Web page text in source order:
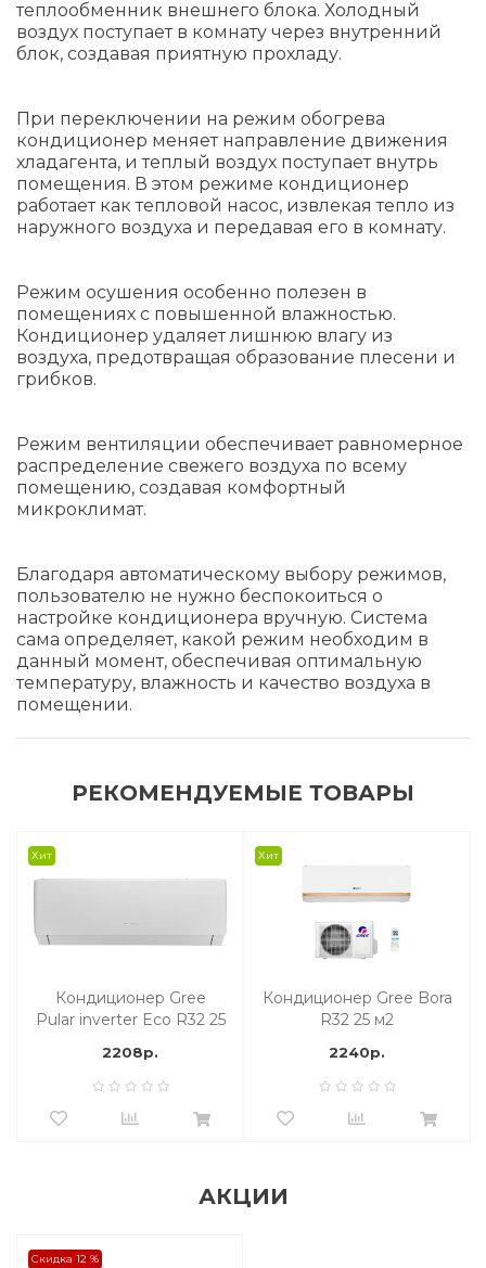
теплообменник внешнего блока. Холодный
воздух поступает в комнату через внутренний
блок, создавая приятную прохладу.
При переключении на режим обогрева
кондиционер меняет направление движения
хладагента, и теплый воздух поступает внутрь
помещения. В этом режиме кондиционер
работает как тепловой насос, извлекая тепло из
наружного воздуха и передавая его в комнату.
Режим осушения особенно полезен в
помещениях с повышенной влажностью.
Кондиционер удаляет лишнюю влагу из
воздуха, предотвращая образование плесени и
грибков.
Режим вентиляции обеспечивает равномерное
распределение свежего воздуха по всему
помещению, создавая комфортный
микроклимат.
Благодаря автоматическому выбору режимов,
пользователю не нужно беспокоиться о
настройке кондиционера вручную. Система
сама определяет, какой режим необходим в
данный момент, обеспечивая оптимальную
температуру, влажность и качество воздуха в
помещении.
РЕКОМЕНДУЕМЫЕ ТОВАРЫ
Хит
Кондиционер Gree
Pular inverter Eco R32 25
2208р.
Хит
Кондиционер Gree Bora
R32 25 м2
2240р.
АКЦИИ
Скидка 12 %